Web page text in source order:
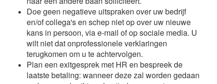
Doe geen negatieve uitspraken over uw bedrijf
en/of collega's en schep niet op over uw nieuwe
kans in persoon, via e-mail of op sociale media. U
wilt niet dat onprofessionele verklaringen
terugkomen om u te achtervolgen.
Plan een exitgesprek met HR en bespreek de
laatste betaling: wanneer deze zal worden gedaan